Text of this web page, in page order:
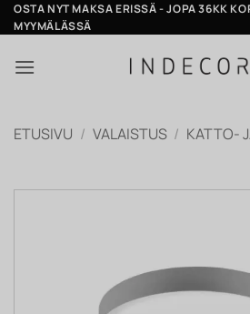
Skip
to
OSTA NYT MAKSA ERISSÄ - JOPA 36KK
MYYMÄLÄSSÄ
ETUSIVU / VALAISTUS / KATTO-